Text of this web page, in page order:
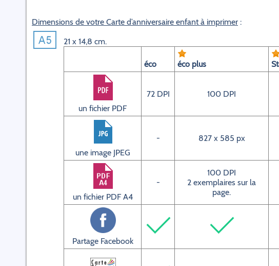
Dimensions de votre Carte d’anniversaire enfant à imprimer :
21 x 14,8 cm.
éco éco plus
un fichier PDF
72 DPI 100 DPI
une image JPEG
- 827 x 585 px
un fichier PDF A4
-
100 DPI
2 exemplaires sur la
page.
Partage Facebook